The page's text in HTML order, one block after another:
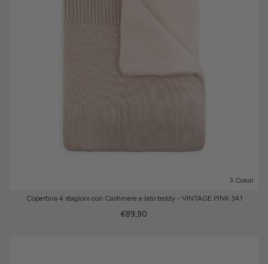
3 Colori
Copertina 4 stagioni con Cashmere e lato teddy - VINTAGE PINK 341
€89,90